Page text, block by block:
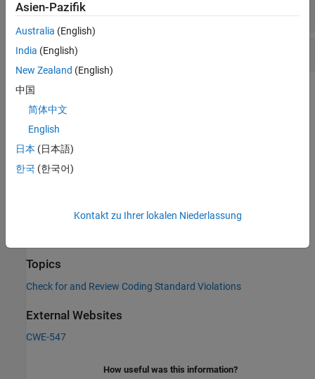
memory
Hard-coded sensitive data
Check Information
PQL Name:
Version History
See Also
Topics
Check for and Review Coding Standard Violations
External Websites
CWE-547
How useful was this information?
Asien-Pazifik
Australia (English)
India (English)
New Zealand (English)
中国
简体中文
English
日本 (日本語)
한국 (한국어)
Kontakt zu Ihrer lokalen Niederlassung